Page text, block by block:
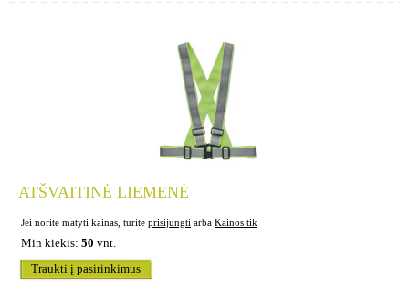
ATŠVAITINĖ LIEMENĖ
Jei norite matyti kainas, turite prisijungti arba Kainos tik
Min kiekis: 50 vnt.
Traukti į pasirinkimus